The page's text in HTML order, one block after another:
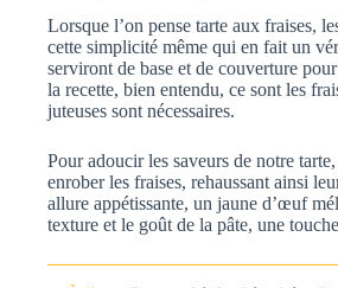
Lorsque l’on pense tarte aux fraises,
cette simplicité même qui en fait un
serviront de base et de couverture
la recette, bien entendu, ce sont les
juteuses sont nécessaires.
Pour adoucir les saveurs de notre
enrober les fraises, rehaussant ainsi
allure appétissante, un jaune d’œuf
texture et le goût de la pâte, une